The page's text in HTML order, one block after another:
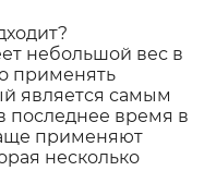
небольшой вес в
применять
является самым
последнее время в
применяют
несколько